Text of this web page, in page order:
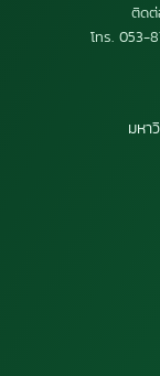
ติดต่
โทร. 053-
มหา